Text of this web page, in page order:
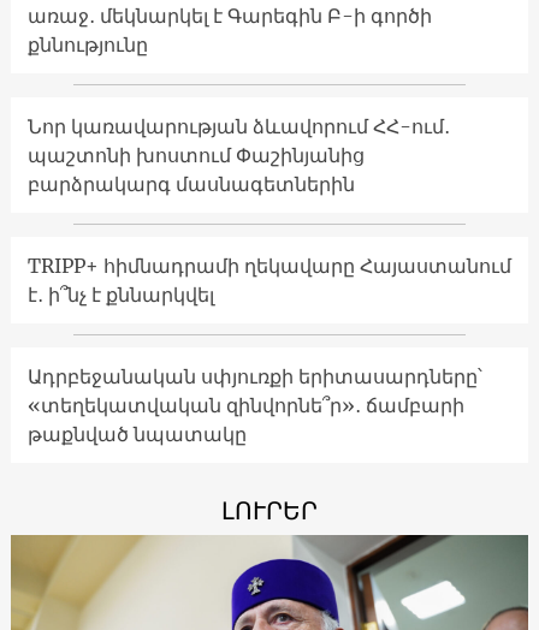
առաջ․ մեկնարկել է Գարեգին Բ-ի գործի
քննությունը
Նոր կառավարության ձևավորում ՀՀ-ում․
պաշտոնի խոստում Փաշինյանից
բարձրակարգ մասնագետներին
TRIPP+ հիմնադրամի ղեկավարը Հայաստանում
է․ ի՞նչ է քննարկվել
Ադրբեջանական սփյուռքի երիտասարդները՝
«տեղեկատվական զինվորնե՞ր»․ ճամբարի
թաքնված նպատակը
ԼՈՒՐԵՐ